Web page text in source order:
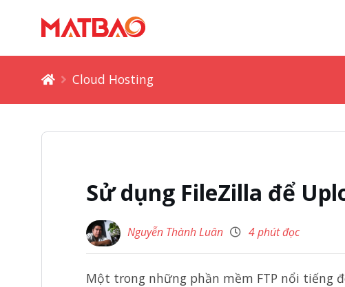
Cloud Hosting
Sử dụng FileZilla để
Nguyễn Thành Luân 4 phút đọc
Một trong những phần mềm FTP nổi tiếng